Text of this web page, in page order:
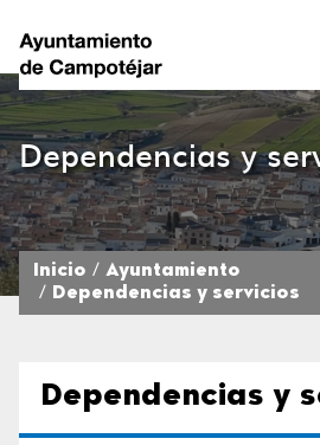
Dependencias y
Inicio
Ayuntamiento
Dependencias y servicios
Dependencias y